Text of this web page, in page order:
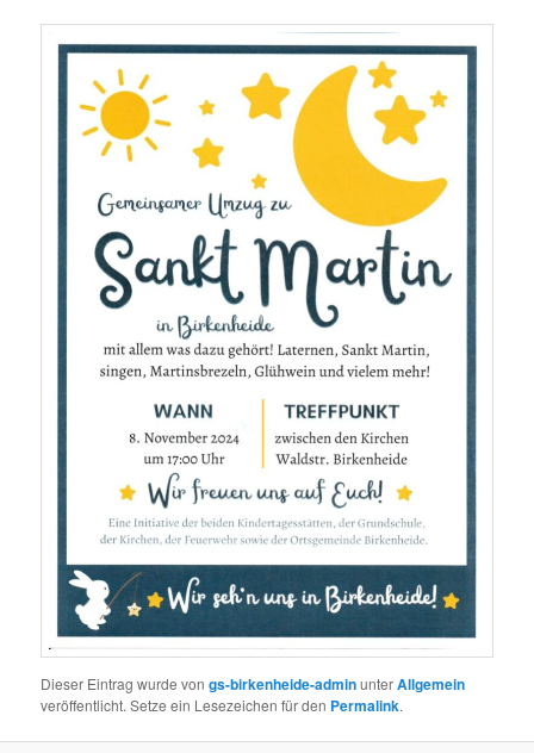
Dieser Eintrag wurde vongs-birkenheide-adminunterAllgemein
veröffentlicht. Setze ein Lesezeichen für den Permalink.